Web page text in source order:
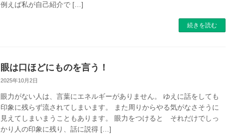
例えば私が自己紹介で […]
続きを読む
眼は口ほどにものを言う！
2025年10月2日
眼力がない人は、言葉にエネルギーがありません。 ゆえに話をしても
印象に残らず流されてしまいます。 また周りからやる気がなさそうに
見えてしまいまうこともあります。 眼力をつけると それだけでしっ
かり人の印象に残り、話に説得 […]